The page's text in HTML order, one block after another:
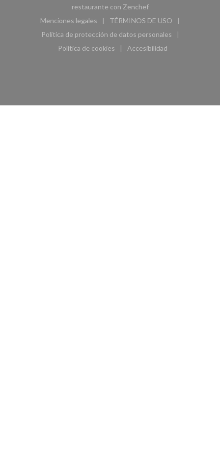
restaurante con Zenchef((abre en una nueva
Menciones legales
((abre en una nueva ventana))
TÉRMINOS DE USO
((abre en una nueva
Política de protección de datos personales
((abre en una nueva ventana))
Política de cookies
((abre en una nueva ventana))
Accesibilidad